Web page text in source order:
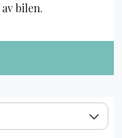
bilen.